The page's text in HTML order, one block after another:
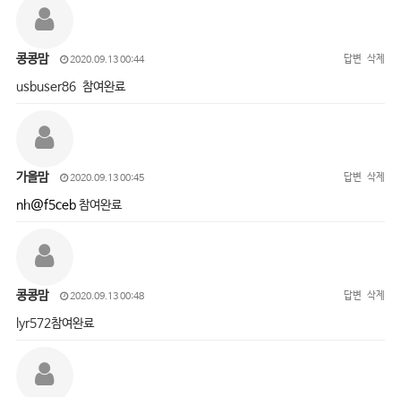
콩콩맘 2020.09.13 00:44 답변 삭제
usbuser86 참여완료
가을맘 2020.09.13 00:45 답변 삭제
nh@f5ceb참여완료
콩콩맘 2020.09.13 00:48 답변 삭제
lyr572참여완료